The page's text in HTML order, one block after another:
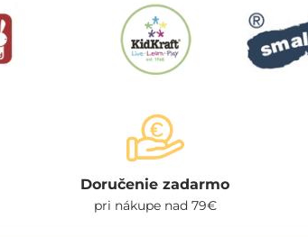
Doručenie zadarmo
pri nákupe nad 79€